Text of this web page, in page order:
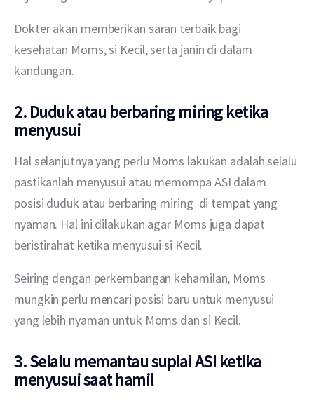
Dokter akan memberikan saran terbaik bagi
kesehatan Moms, si Kecil, serta janin di dalam
kandungan.
2. Duduk atau berbaring miring ketika
menyusui
Hal selanjutnya yang perlu Moms lakukan adalah selalu
pastikanlah menyusui atau memompa ASI dalam
posisi duduk atau berbaring miring  di tempat yang
nyaman. Hal ini dilakukan agar Moms juga dapat
beristirahat ketika menyusui si Kecil.
Seiring dengan perkembangan kehamilan, Moms
mungkin perlu mencari posisi baru untuk menyusui
yang lebih nyaman untuk Moms dan si Kecil.
3. Selalu memantau suplai ASI ketika
menyusui saat hamil